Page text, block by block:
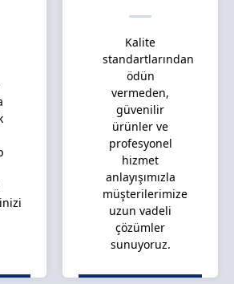
Kalite
standartlarından
ödün
vermeden,
güvenilir
ürünler ve
profesyonel
hizmet
anlayışımızla
müşterilerimize
uzun vadeli
çözümler
sunuyoruz.